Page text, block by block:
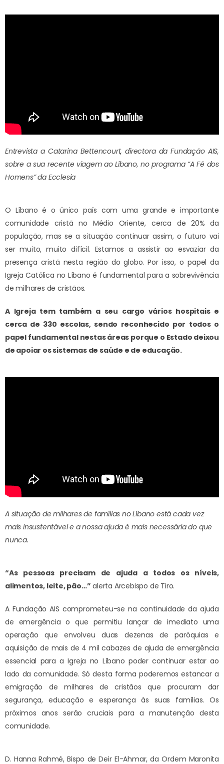
Entrevista a Catarina Bettencourt, directora da Fundação AIS,
sobre a sua recente viagem ao Líbano, no programa “A Fé dos
Homens” da Ecclesia
O Líbano é o único país com uma grande e importante
comunidade cristã no Médio Oriente, cerca de 20% da
população, mas se a situação continuar assim, o futuro vai
ser muito, muito difícil. Estamos a assistir ao esvaziar da
presença cristã nesta região do globo. Por isso, o papel da
Igreja Católica no Líbano é fundamental para a sobrevivência
de milhares de cristãos.
A Igreja tem também a seu cargo vários hospitais e
cerca de 330 escolas, sendo reconhecido por todos o
papel fundamental nestas áreas porque o Estado deixou
de apoiar os sistemas de saúde e de educação.
A situação de milhares de famílias no Líbano está cada vez
mais insustentável e a nossa ajuda é mais necessária do que
nunca.
“As pessoas precisam de ajuda a todos os níveis,
alimentos, leite, pão…” alerta Arcebispo de Tiro.
A Fundação AIS comprometeu-se na continuidade da ajuda
de emergência o que permitiu lançar de imediato uma
operação que envolveu duas dezenas de paróquias e
aquisição de mais de 4 mil cabazes de ajuda de emergência
essencial para a Igreja no Líbano poder continuar estar ao
lado da comunidade. Só desta forma poderemos estancar a
emigração de milhares de cristãos que procuram dar
segurança, educação e esperança às suas famílias. Os
próximos anos serão cruciais para a manutenção desta
comunidade.
D. Hanna Rahmé, Bispo de Deir El-Ahmar, da Ordem Maronita